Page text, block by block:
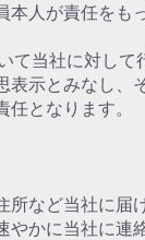
本人が責任をも
て当社に対して
表示とみなし、
となります。
所など当社に届
やかに当社に連